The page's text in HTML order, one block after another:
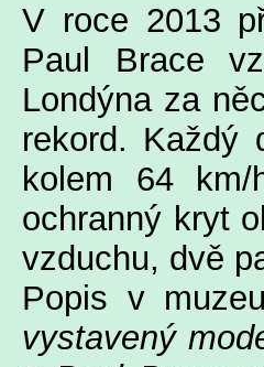
V roce 2013
Paul Brace
Londýna za
rekord. Každý
kolem 64
ochranný kryt
vzduchu, dvě
Popis v
vystavený